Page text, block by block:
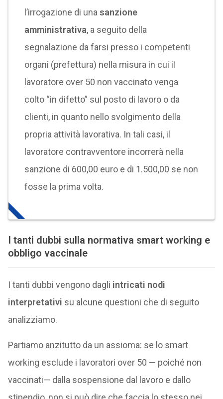
l’irrogazione di unasanzione
amministrativa, a seguito della
segnalazione da farsi presso i competenti
organi (prefettura) nella misura in cui il
lavoratore over 50 non vaccinato venga
colto “in difetto” sul posto di lavoro o da
clienti, in quanto nello svolgimento della
propria attività lavorativa. In tali casi, il
lavoratore contravventore incorrerà nella
sanzione di 600,00 euro e di 1.500,00 se non
fosse la prima volta.
I tanti dubbi sulla normativa smart working e
obbligo vaccinale
I tanti dubbi vengono dagli intricati nodi
interpretativi su alcune questioni che di seguito
analizziamo.
Partiamo anzitutto da un assioma: se lo smart
working esclude i lavoratori over 50 — poiché non
vaccinati— dalla sospensione dal lavoro e dallo